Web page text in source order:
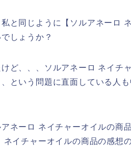
と同じように【ソルアネーロ
しょうか？
ど、、、ソルアネーロ ネイチ
という問題に直面している人
ネーロ ネイチャーオイルの商
イチャーオイルの商品の感想